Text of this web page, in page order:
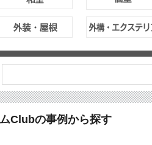
Clubの事例から探す